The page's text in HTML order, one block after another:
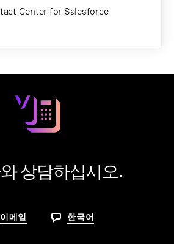
Center for Salesforce
상담하십시오.
이메일 한국어